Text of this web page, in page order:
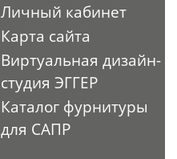
Личный кабинет
Карта сайта
Виртуальная дизайн-
студия ЭГГЕР
Каталог фурнитуры
для САПР